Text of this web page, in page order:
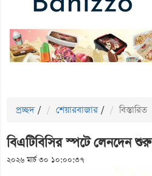
প্রচ্ছদ / শেয়ারবাজার / বিস্তারিত
বিএটিবিসির স্পটে লেনদেন শুরু
২০২৬ মার্চ ৩০ ১০:০০:৩৭